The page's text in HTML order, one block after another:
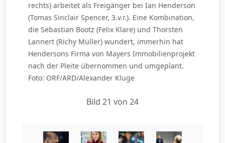
rechts) arbeitet als Freigänger bei Ian Henderson
(Tomas Sinclair Spencer, 3.v.r.). Eine Kombination,
die Sebastian Bootz (Felix Klare) und Thorsten
Lannert (Richy Müller) wundert, immerhin hat
Hendersons Firma von Mayers Immobilienprojekt
nach der Pleite übernommen und umgeplant.
Foto: ORF/ARD/Alexander Kluge
Bild 21 von 24